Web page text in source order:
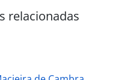
relacionadas